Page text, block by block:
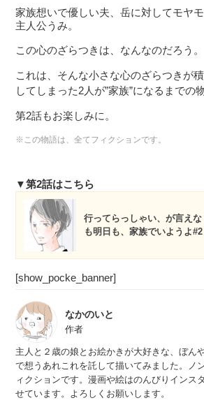
家族想いで優しい夫、岳に対してモヤ
主人公うみ。
この心のざらつきは、なんなのだろう。
これは、そんな小さな心のざらつきが
してしまった2人が”家族”になるまでの物
第2話もお楽しみに。
※この物語は、全てフィクションです。
▼第2話はこちら
行ってらっしゃい、が言えな
も明日も、家族でいようよ#2
[show_pocke_banner]
なかのいと
作者
主人と２歳の娘とお絵かきが大好きな、ぼん
で想うあれこれを託して描いてみました。ノ
ィクションです。漫画や絵はのんびりインス
せています。よろしくお願いします。